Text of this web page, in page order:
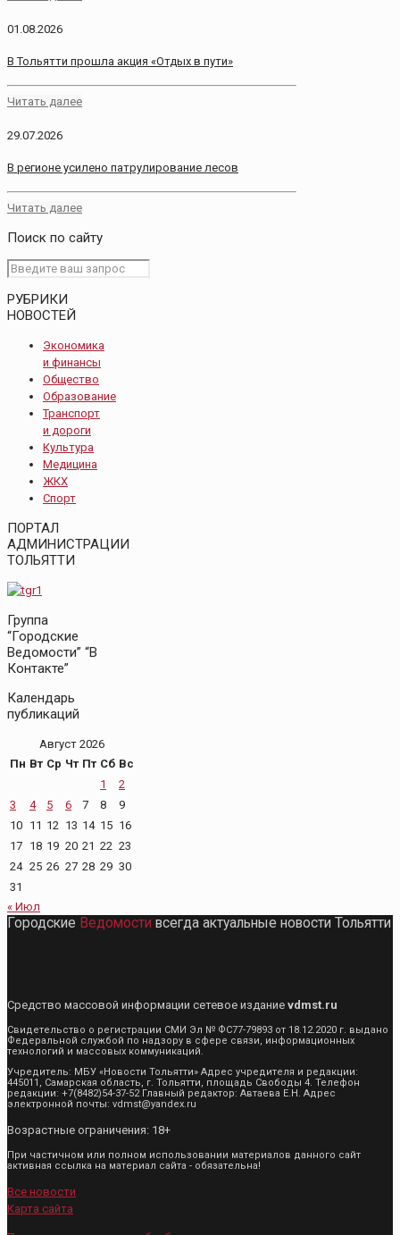
01.08.2026
В Тольятти прошла акция «Отдых в пути»
Читать далее
29.07.2026
В регионе усилено патрулирование лесов
Читать далее
Поиск по сайту
РУБРИКИ
НОВОСТЕЙ
Экономика
и финансы
Общество
Образование
Транспорт
и дороги
Культура
Медицина
ЖКХ
Спорт
ПОРТАЛ
АДМИНИСТРАЦИИ
ТОЛЬЯТТИ
Группа
“Городские
Ведомости” “В
Контакте”
Календарь
публикаций
Август 2026
Пн Вт Ср Чт Пт Сб Вс
1
2
3
4 5 6 7 8
9
10 11 12 13 14 15 16
17 18 19 20 21 22 23
24 25 26 27 28 29 30
31
« Июл
Городские Ведомости всегда актуальные новости Тольятти
Средство массовой информации сетевое издание vdmst.ru
Свидетельство о регистрации СМИ Эл № ФС77-79893 от 18.12.2020 г. выдано
Федеральной службой по надзору в сфере связи, информационных
технологий и массовых коммуникаций.
Учредитель: МБУ «Новости Тольятти» Адрес учредителя и редакции:
445011, Самарская область, г. Тольятти, площадь Свободы 4. Телефон
редакции: +7(8482)54-37-52 Главный редактор: Автаева Е.Н. Адрес
электронной почты: vdmst@yandex.ru
Возрастные ограничения: 18+
При частичном или полном использовании материалов данного сайт
активная ссылка на материал сайта - обязательна!
Все новости
Карта сайта